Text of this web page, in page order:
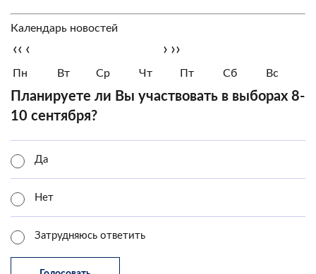
Календарь новостей
‹‹ ‹ › ››
Пн Вт Ср Чт Пт Сб Вс
Планируете ли Вы участвовать в выборах 8-
10 сентября?
Да
Нет
Затрудняюсь ответить